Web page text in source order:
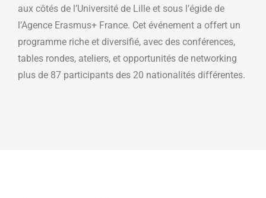
aux côtés de l’Université de Lille et sous l’égide de
l’Agence Erasmus+ France. Cet événement a offert un
programme riche et diversifié, avec des conférences,
tables rondes, ateliers, et opportunités de networking
plus de 87 participants des 20 nationalités différentes.